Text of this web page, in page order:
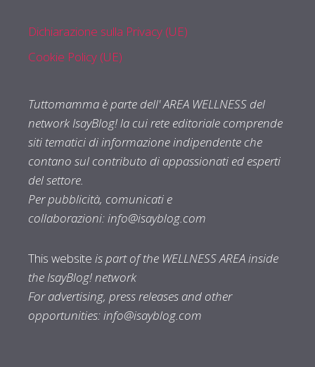
Dichiarazione sulla Privacy (UE)
Cookie Policy (UE)
Tuttomamma è parte dell' AREA WELLNESS del
network IsayBlog! la cui rete editoriale comprende
siti tematici di informazione indipendente che
contano sul contributo di appassionati ed esperti
del settore.
Per pubblicità, comunicati e
collaborazioni:info@isayblog.com
This website is part of the WELLNESS AREA inside
the IsayBlog! network
For advertising, press releases and other
opportunities:info@isayblog.com